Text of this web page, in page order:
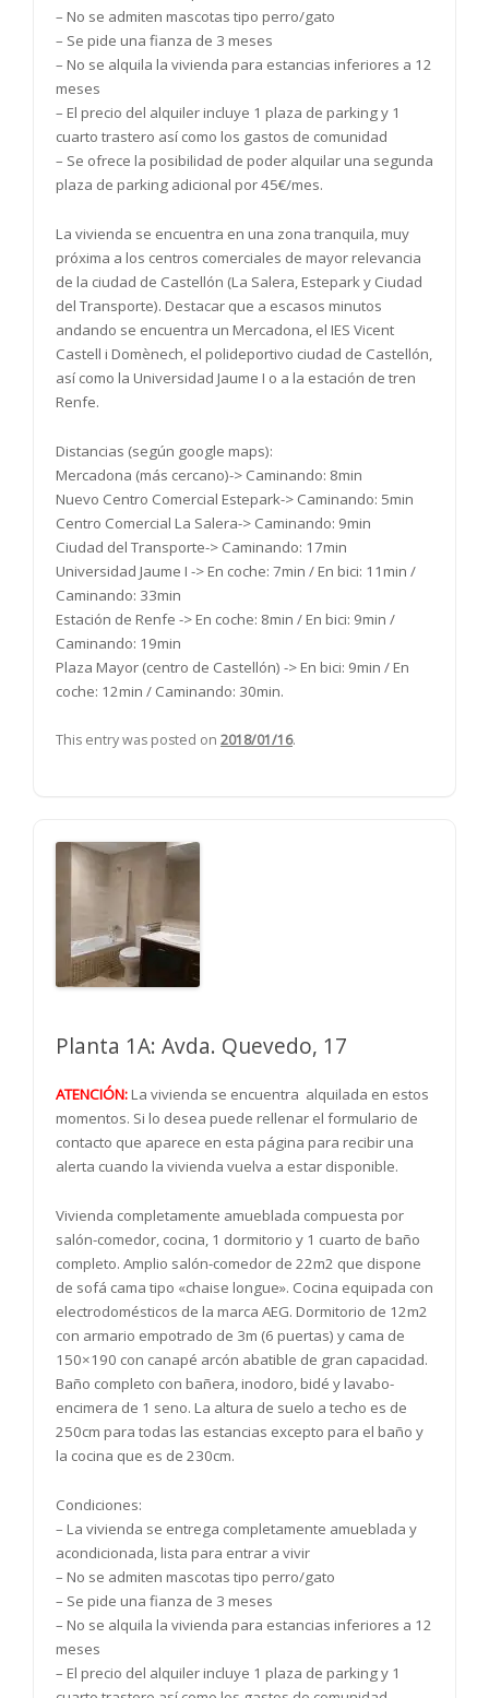
– No se admiten mascotas tipo perro/gato
– Se pide una fianza de 3 meses
– No se alquila la vivienda para estancias inferiores a 12
meses
– El precio del alquiler incluye 1 plaza de parking y 1
cuarto trastero así como los gastos de comunidad
– Se ofrece la posibilidad de poder alquilar una segunda
plaza de parking adicional por 45€/mes.
La vivienda se encuentra en una zona tranquila, muy
próxima a los centros comerciales de mayor relevancia
de la ciudad de Castellón (La Salera, Estepark y Ciudad
del Transporte). Destacar que a escasos minutos
andando se encuentra un Mercadona, el IES Vicent
Castell i Domènech, el polideportivo ciudad de Castellón,
así como la Universidad Jaume I o a la estación de tren
Renfe.
Distancias (según google maps):
Mercadona (más cercano)-> Caminando: 8min
Nuevo Centro Comercial Estepark-> Caminando: 5min
Centro Comercial La Salera-> Caminando: 9min
Ciudad del Transporte-> Caminando: 17min
Universidad Jaume I -> En coche: 7min / En bici: 11min /
Caminando: 33min
Estación de Renfe -> En coche: 8min / En bici: 9min /
Caminando: 19min
Plaza Mayor (centro de Castellón) -> En bici: 9min / En
coche: 12min / Caminando: 30min.
This entry was posted on 2018/01/16.
Planta 1A: Avda. Quevedo, 17
ATENCIÓN:La vivienda se encuentra alquilada en estos
momentos. Si lo desea puede rellenar el formulario de
contacto que aparece en esta página para recibir una
alerta cuando la vivienda vuelva a estar disponible.
Vivienda completamente amueblada compuesta por
salón-comedor, cocina, 1 dormitorio y 1 cuarto de baño
completo. Amplio salón-comedor de 22m2 que dispone
de sofá cama tipo «chaise longue». Cocina equipada con
electrodomésticos de la marca AEG. Dormitorio de 12m2
con armario empotrado de 3m (6 puertas) y cama de
150×190 con canapé arcón abatible de gran capacidad.
Baño completo con bañera, inodoro, bidé y lavabo-
encimera de 1 seno. La altura de suelo a techo es de
250cm para todas las estancias excepto para el baño y
la cocina que es de 230cm.
Condiciones:
– La vivienda se entrega completamente amueblada y
acondicionada, lista para entrar a vivir
– No se admiten mascotas tipo perro/gato
– Se pide una fianza de 3 meses
– No se alquila la vivienda para estancias inferiores a 12
meses
– El precio del alquiler incluye 1 plaza de parking y 1